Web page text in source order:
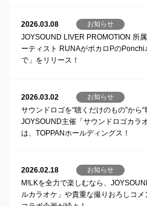
2026.03.08 お知らせ
JOYSOUND LIVER PROMOTION 所
ーティスト RUNAがボカロPの
で」をリリース！
2026.03.02 お知らせ
サウンドロゴを“聴くだけのもの”から
JOYSOUND主催「サウンドロゴカラ
は、TOPPANホールディングス！
2026.02.18 お知らせ
M!LKを全力で楽しむなら、
ルカラオケ」や貴重な撮りおろしコ